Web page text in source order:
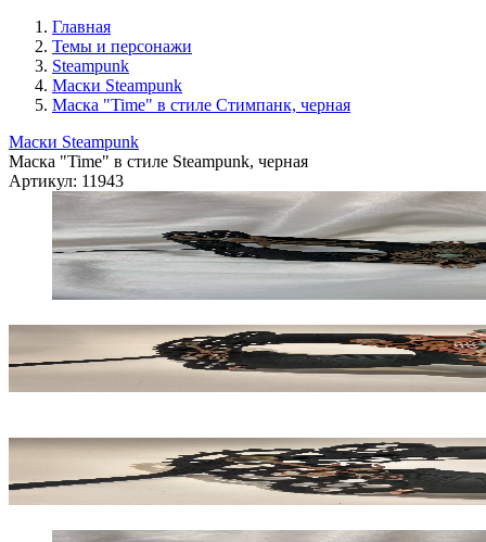
Главная
Темы и персонажи
Steampunk
Маски Steampunk
Маска "Time" в стиле Стимпанк, черная
Маски Steampunk
Маска "Time" в стиле Steampunk, черная
Артикул: 11943